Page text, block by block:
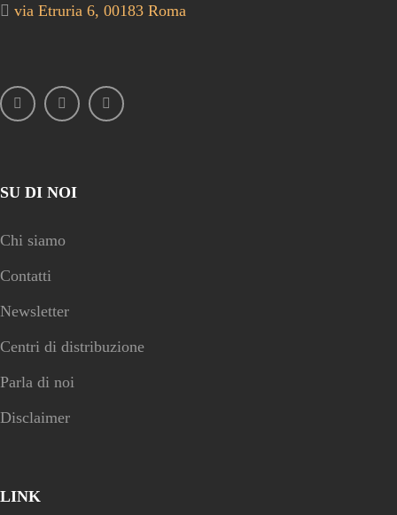
via Etruria 6, 00183 Roma
SU DI NOI
Chi siamo
Contatti
Newsletter
Centri di distribuzione
Parla di noi
Disclaimer
LINK